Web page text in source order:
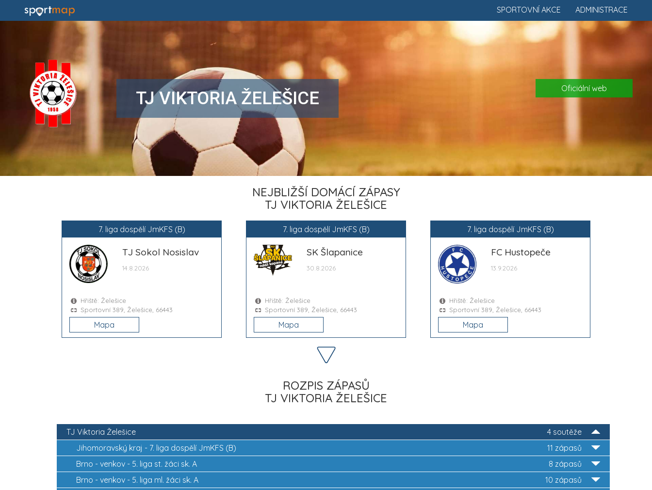
ADMINISTRACE
SPORTOVNÍ AKCE
TJ VIKTORIA ŽELEŠICE Oficiální web
NEJBLIŽŠÍ DOMÁCÍ ZÁPASY
TJ VIKTORIA ŽELEŠICE
7. liga dospělí JmKFS (B)
TJ Sokol Nosislav
14.8.2026
Hřiště: Želešice
Sportovní 389, Želešice, 66443
Mapa
7. liga dospělí JmKFS (B)
SK Šlapanice
30.8.2026
Hřiště: Želešice
Sportovní 389, Želešice, 66443
Mapa
7. liga dospělí JmKFS (B)
FC Hustopeče
13.9.2026
Hřiště: Želešice
Sportovní 389, Želešice, 66443
Mapa
ROZPIS ZÁPASŮ
TJ VIKTORIA ŽELEŠICE
4 soutěže
TJ Viktoria Želešice
11 zápasů
Jihomoravský kraj - 7. liga dospělí JmKFS (B)
8 zápasů
Brno - venkov - 5. liga st. žáci sk. A
10 zápasů
Brno - venkov - 5. liga ml. žáci sk. A